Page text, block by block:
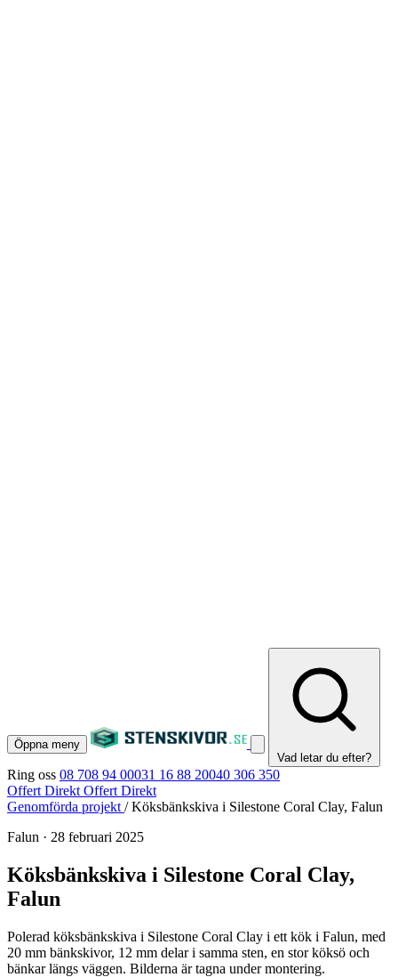
Öppna meny
Vad letar du efter?
Ring oss 08 708 94 00031 16 88 20040 306 350
Offert Direkt Offert Direkt
Genomförda projekt / Köksbänkskiva i Silestone Coral Clay, Falun
Falun · 28 februari 2025
Köksbänkskiva i Silestone Coral Clay,
Falun
Polerad köksbänkskiva i Silestone Coral Clay i ett kök i Falun, med
20 mm bänkskivor, 12 mm delar i samma sten, en stor köksö och
bänkar längs väggen. Bilderna är tagna under montering.